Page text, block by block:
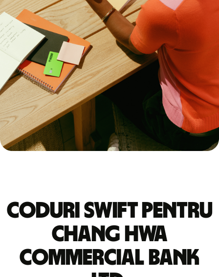
Coduri Swift pentru
CHANG HWA
COMMERCIAL BANK